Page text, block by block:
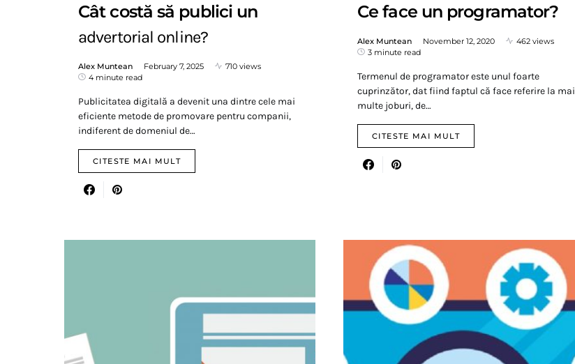
Cât costă să publici un
advertorial online?
Alex Muntean February 7, 2025
710 views
4 minute read
Publicitatea digitală a devenit una dintre cele mai
eficiente metode de promovare pentru companii,
indiferent de domeniul de…
CITESTE MAI MULT
Ce face un programator?
Alex Muntean November 12, 2020
462 views
3 minute read
Termenul de programator este unul foarte
cuprinzător, dat fiind faptul că face referire la mai
multe joburi, de…
CITESTE MAI MULT